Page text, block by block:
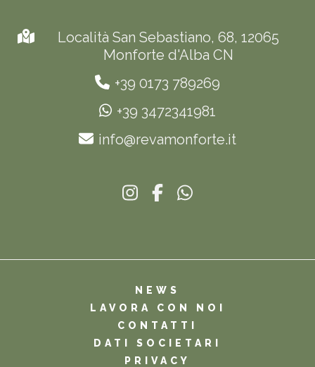
Località San Sebastiano, 68, 12065
Monforte d'Alba CN
+39 0173 789269
+39 3472341981
info@revamonforte.it
NEWS
LAVORA CON NOI
CONTATTI
DATI SOCIETARI
PRIVACY